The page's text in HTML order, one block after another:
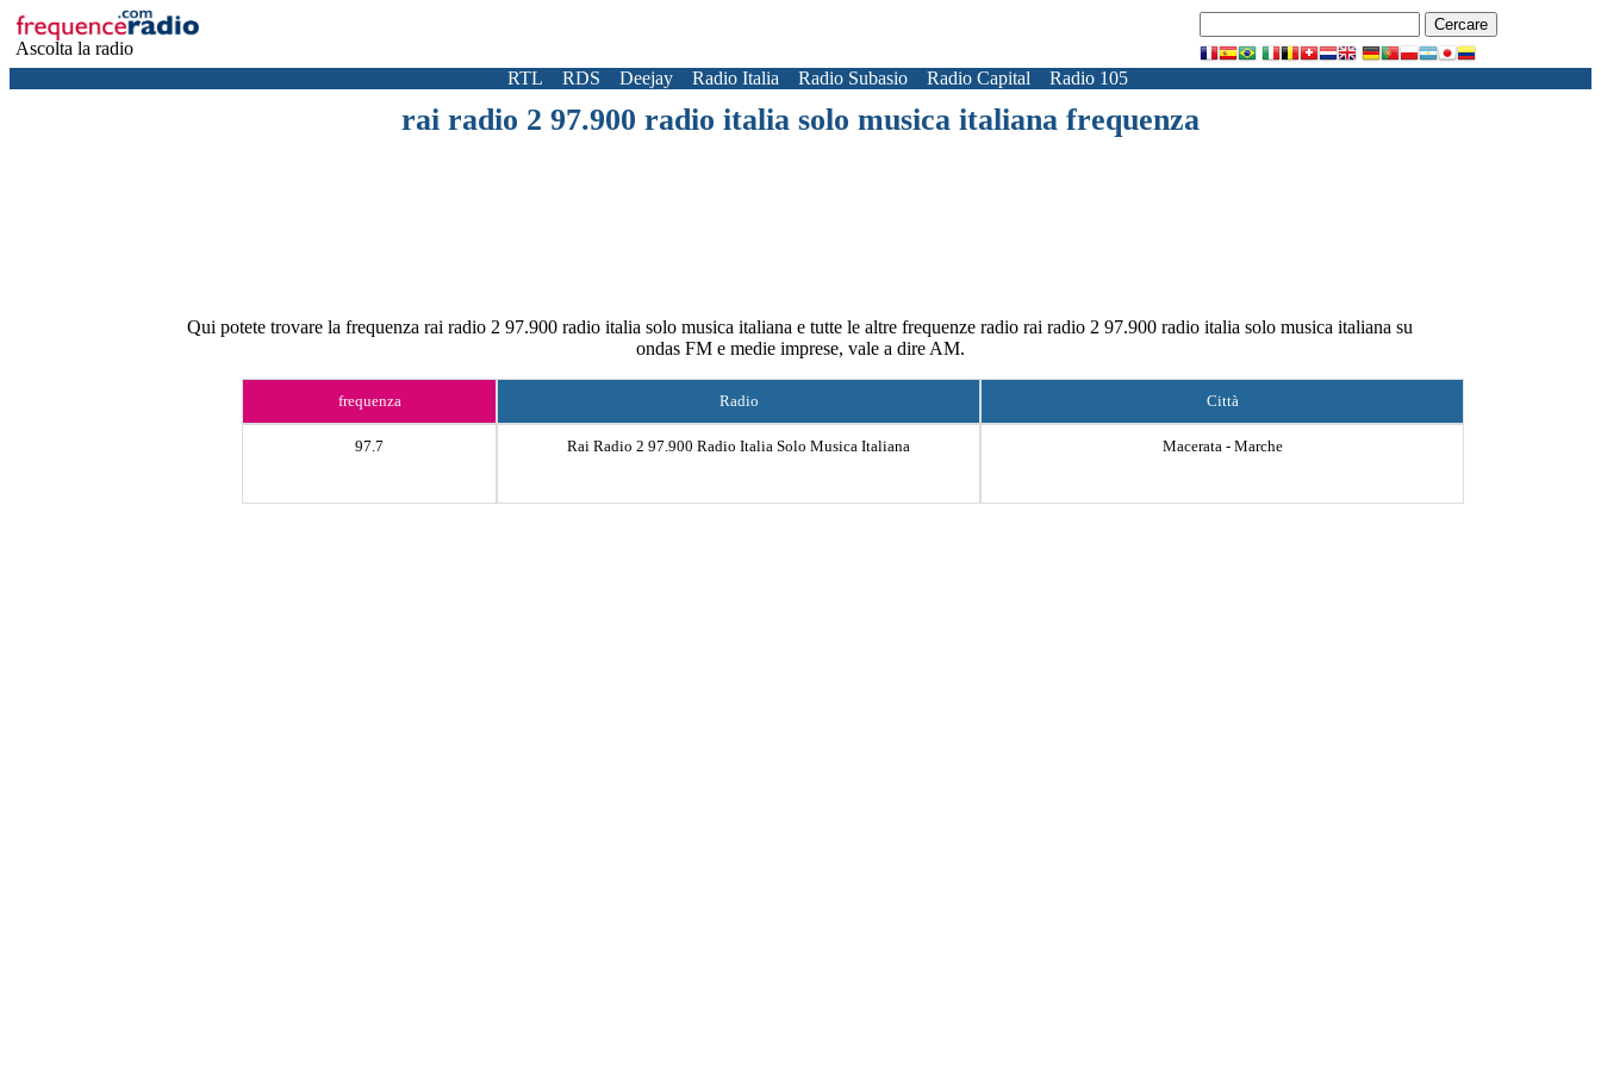
Ascolta la radio
RTL
RDS Deejay Radio Italia Radio Subasio Radio Capital Radio 105
rai radio 2 97.900 radio italia solo musica italiana frequenza
Qui potete trovare la frequenza rai radio 2 97.900 radio italia solo musica italiana e tutte le altre frequenze radio rai radio 2 97.900 radio italia solo musica italiana su
ondas FM e medie imprese, vale a dire AM.
frequenza Radio Città
97.7 Rai Radio 2 97.900 Radio Italia Solo Musica Italiana Macerata - Marche